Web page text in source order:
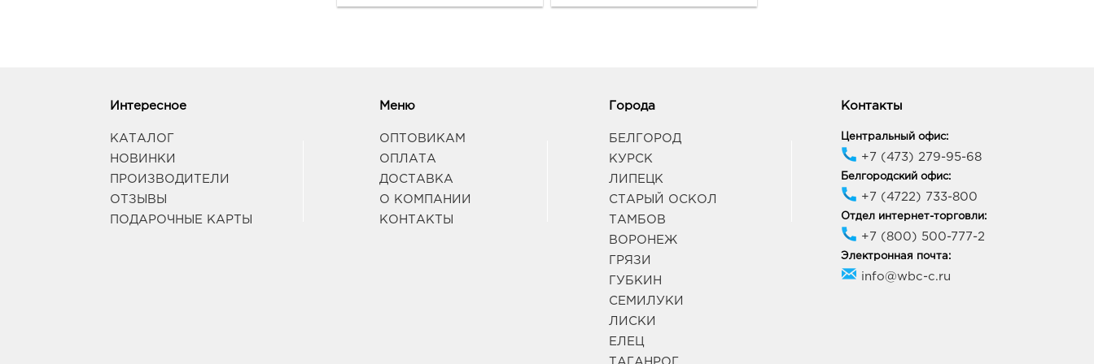
Интересное
КАТАЛОГ
НОВИНКИ
ПРОИЗВОДИТЕЛИ
ОТЗЫВЫ
ПОДАРОЧНЫЕ КАРТЫ
Меню
ОПТОВИКАМ
ОПЛАТА
ДОСТАВКА
О КОМПАНИИ
КОНТАКТЫ
Города
БЕЛГОРОД
КУРСК
ЛИПЕЦК
СТАРЫЙ ОСКОЛ
ТАМБОВ
ВОРОНЕЖ
ГРЯЗИ
ГУБКИН
СЕМИЛУКИ
ЛИСКИ
ЕЛЕЦ
Контакты
Центральный офис:
+7 (473) 279-95-68
Белгородский офис:
+7 (4722) 733-800
Отдел интернет-торговли:
+7 (800) 500-777-2
Электронная почта:
info@wbc-c.ru